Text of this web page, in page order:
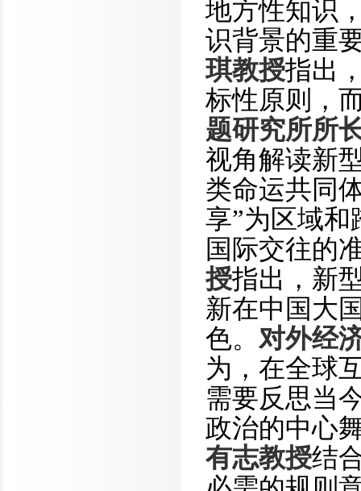
地方性知识
识背景的重
琪教授指出
标性原则，
题研究所所
视角解读新
类命运共同
享”为区域
国际交往的
授指出，新
新在中国大
色。 对外经
为，在全球
需要反思当
政治的中心
有志教授结